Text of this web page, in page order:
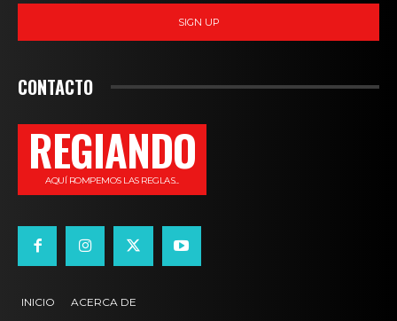
SIGN UP
CONTACTO
REGIANDO
AQUÍ ROMPEMOS LAS REGLAS...
INICIO ACERCA DE